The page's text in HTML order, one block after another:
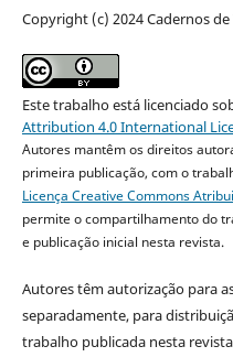
Copyright (c) 2024 Cadernos
Este trabalho está licenciado
Attribution 4.0 International
Autores mantêm os direitos
primeira publicação, com o
Licença Creative Commons
permite o compartilhamento do
e publicação inicial nesta revista.
Autores têm autorização para
separadamente, para
trabalho publicada nesta